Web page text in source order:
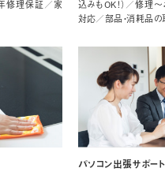
修理保証／家
込みもOK！）／修理
対応／部品・消耗品の
パソコン出張サポート